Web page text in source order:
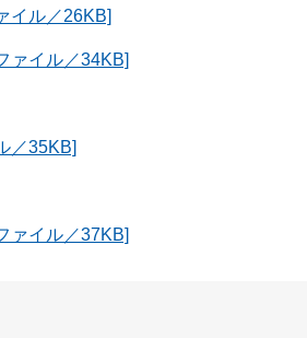
イル／26KB]
ァイル／34KB]
／35KB]
ァイル／37KB]